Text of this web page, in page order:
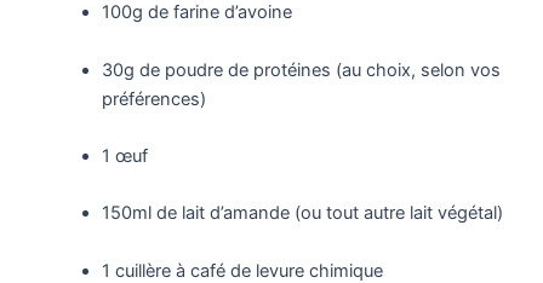
100g de farine d’avoine
30g de poudre de protéines (au choix, selon vos
préférences)
1 œuf
150ml de lait d’amande (ou tout autre lait végétal)
1 cuillère à café de levure chimique